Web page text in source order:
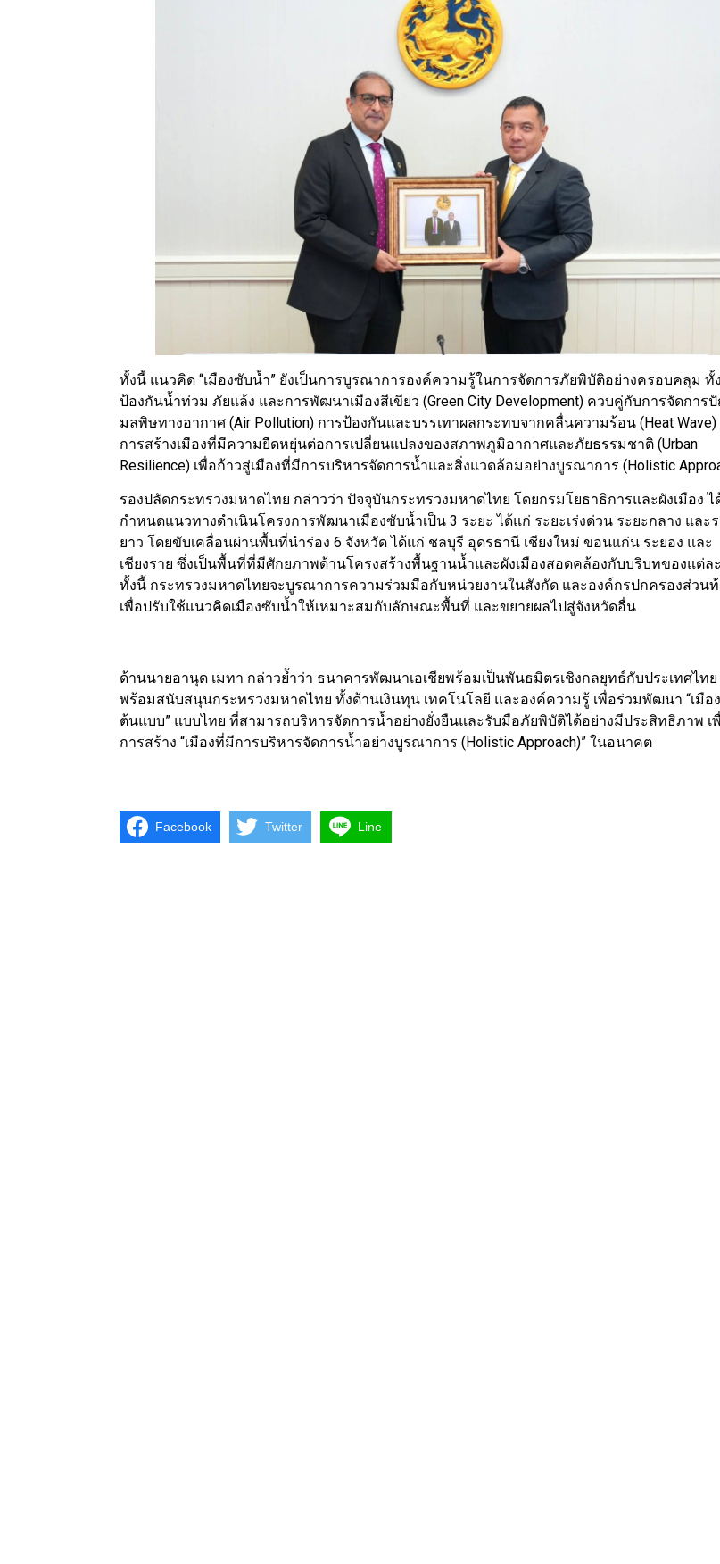
ทั้งนี้ แนวคิด “เมืองซับน้ำ” ยังเป็นการบูรณาการองค์ความรู้ในการจัดการภัยพิบัติอย่างครอบคลุม ทั้
ป้องกันน้ำท่วม ภัยแล้ง และการพัฒนาเมืองสีเขียว (Green City Development) ควบคู่กับการจัดการ
มลพิษทางอากาศ (Air Pollution) การป้องกันและบรรเทาผลกระทบจากคลื่นความร้อน (Heat Wave)
การสร้างเมืองที่มีความยืดหยุ่นต่อการเปลี่ยนแปลงของสภาพภูมิอากาศและภัยธรรมชาติ (Urban
Resilience) เพื่อก้าวสู่เมืองที่มีการบริหารจัดการน้ำและสิ่งแวดล้อมอย่างบูรณาการ (Holistic
รองปลัดกระทรวงมหาดไทย กล่าวว่า ปัจจุบันกระทรวงมหาดไทย โดยกรมโยธาธิการและผังเมือง ไ
กำหนดแนวทางดำเนินโครงการพัฒนาเมืองซับน้ำเป็น 3 ระยะ ได้แก่ ระยะเร่งด่วน ระยะกลาง และร
ยาว โดยขับเคลื่อนผ่านพื้นที่นำร่อง 6 จังหวัด ได้แก่ ชลบุรี อุดรธานี เชียงใหม่ ขอนแก่น ระยอง และ
เชียงราย ซึ่งเป็นพื้นที่ที่มีศักยภาพด้านโครงสร้างพื้นฐานน้ำและผังเมืองสอดคล้องกับบริบทของแต่ล
ทั้งนี้ กระทรวงมหาดไทยจะบูรณาการความร่วมมือกับหน่วยงานในสังกัด และองค์กรปกครองส่วน
เพื่อปรับใช้แนวคิดเมืองซับน้ำให้เหมาะสมกับลักษณะพื้นที่ และขยายผลไปสู่จังหวัดอื่น
ด้านนายอานุด เมทา กล่าวย้ำว่า ธนาคารพัฒนาเอเชียพร้อมเป็นพันธมิตรเชิงกลยุทธ์กับประเทศไทย
พร้อมสนับสนุนกระทรวงมหาดไทย ทั้งด้านเงินทุน เทคโนโลยี และองค์ความรู้ เพื่อร่วมพัฒนา “เมือ
ต้นแบบ” แบบไทย ที่สามารถบริหารจัดการน้ำอย่างยั่งยืนและรับมือภัยพิบัติได้อย่างมีประสิทธิภาพ เ
การสร้าง “เมืองที่มีการบริหารจัดการน้ำอย่างบูรณาการ (Holistic Approach)” ในอนาคต
Facebook Twitter Line